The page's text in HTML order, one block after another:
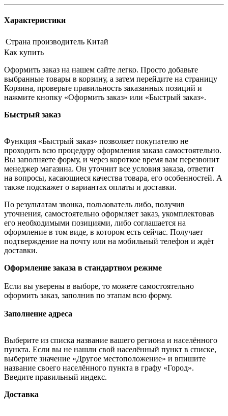
Характеристики
Страна производитель Китай
Как купить
Оформить заказ на нашем сайте легко. Просто добавьте
выбранные товары в корзину, а затем перейдите на страницу
Корзина, проверьте правильность заказанных позиций и
нажмите кнопку «Оформить заказ» или «Быстрый заказ».
Быстрый заказ
Функция «Быстрый заказ» позволяет покупателю не
проходить всю процедуру оформления заказа самостоятельно.
Вы заполняете форму, и через короткое время вам перезвонит
менеджер магазина. Он уточнит все условия заказа, ответит
на вопросы, касающиеся качества товара, его особенностей. А
также подскажет о вариантах оплаты и доставки.
По результатам звонка, пользователь либо, получив
уточнения, самостоятельно оформляет заказ, укомплектовав
его необходимыми позициями, либо соглашается на
оформление в том виде, в котором есть сейчас. Получает
подтверждение на почту или на мобильный телефон и ждёт
доставки.
Оформление заказа в стандартном режиме
Если вы уверены в выборе, то можете самостоятельно
оформить заказ, заполнив по этапам всю форму.
Заполнение адреса
Выберите из списка название вашего региона и населённого
пункта. Если вы не нашли свой населённый пункт в списке,
выберите значение «Другое местоположение» и впишите
название своего населённого пункта в графу «Город».
Введите правильный индекс.
Доставка